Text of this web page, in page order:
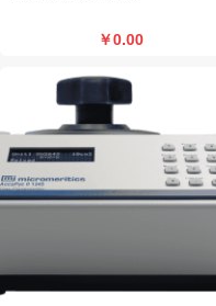
￥0.00